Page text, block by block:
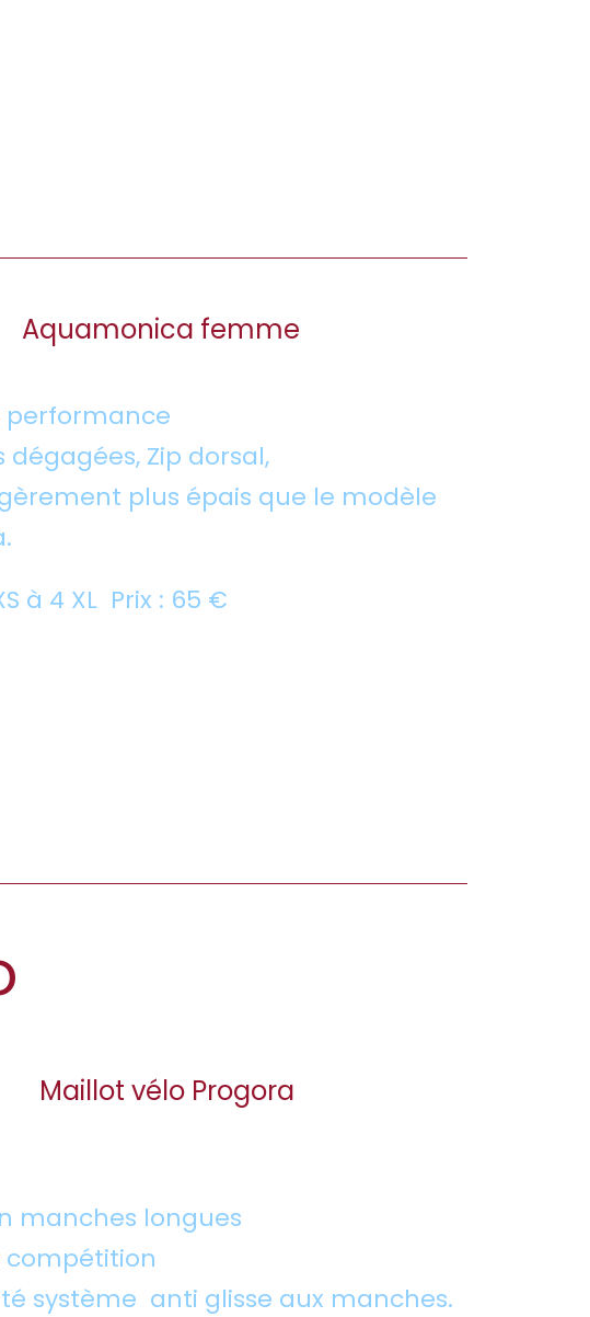
Aquamonica femme
performance
dégagées, Zip dorsal,
plus épais que le modèle
à 4 XL Prix : 65 €
Maillot vélo Progora
manches longues
compétition
système anti glisse aux manches.